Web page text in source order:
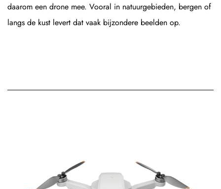
daarom een drone mee. Vooral in natuurgebieden, bergen of
langs de kust levert dat vaak bijzondere beelden op.